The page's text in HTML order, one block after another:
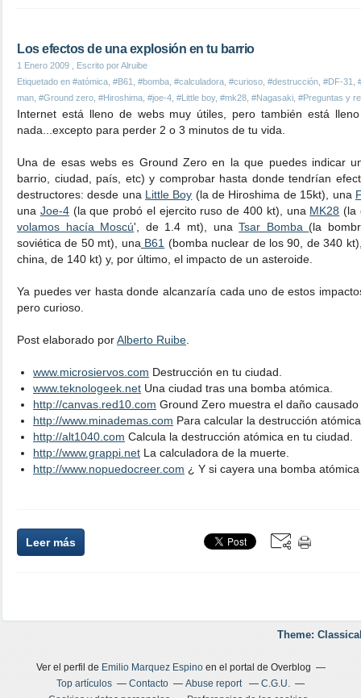
Los efectos de una explosión en tu barrio
1 Enero 2009 , Escrito por Alruibe
Etiquetado en #atómica #B61 #bomba #calculadora #curioso #destrucción #DF-31
man #Ground zero #Hiroshima #joe-4 #Little boy, #mk28 #Nagasaki #Preguntas y
Internet está lleno de webs muy útiles, pero también está
nada...excepto para perder 2 o 3 minutos de tu vida.
Una de esas webs es Ground Zero en la que puedes indicar
barrio, ciudad, país, etc) y comprobar hasta donde tendrían
destructores: desde una Little Boy (la de Hiroshima de 15kt), una
una Joe-4(la que probó el ejercito ruso de 400 kt), una MK28 (la
volamos hacía Moscú', de 1.4 mt), unaTsar Bomba(la
soviética de 50 mt), una B61 (bomba nuclear de los 90, de 340
china, de 140 kt) y, por último, el impacto de un asteroide.
Ya puedes ver hasta donde alcanzaría cada uno de estos
pero curioso.
Post elaborado porAlberto Ruibe
www.microsiervos.com Destrucción en tu ciudad.
www.teknologeek.net Una ciudad tras una bomba atómica.
http://canvas.red10.com Ground Zero muestra el daño
http://www.minademas.com Para calcular la destrucción
http://alt1040.com Calcula la destrucción atómica en tu ciudad.
http://www.grappi.net La calculadora de la muerte.
http://www.nopuedocreer.com ¿ Y si cayera una bomba
Leer más
Theme:
Ver el perfil de Emilio Marquez Espinoen el portal de Overblog
Top artículos
Contacto Abuse report
C.G.U.